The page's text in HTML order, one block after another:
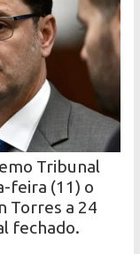
Tribunal
feira (11) o
Torres a 24
fechado.